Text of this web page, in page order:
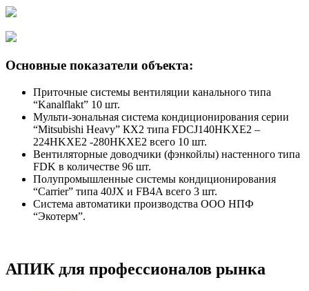
Основные показатели объекта:
Приточные системы вентиляции канального типа
“Kanalflakt” 10 шт.
Мульти-зональная система кондиционирования серии
“Mitsubishi Heavy” КХ2 типа FDCJ140HKXE2 –
224HKXE2 -280HKXE2 всего 10 шт.
Вентиляторные доводчики (фэнкойлы) настенного типа
FDK в количестве 96 шт.
Полупромышленные системы кондиционирования
“Carrier” типа 40JX и FB4A всего 3 шт.
Система автоматики производства ООО НПФ
“Экотерм”.
АПИК для профессионалов рынка